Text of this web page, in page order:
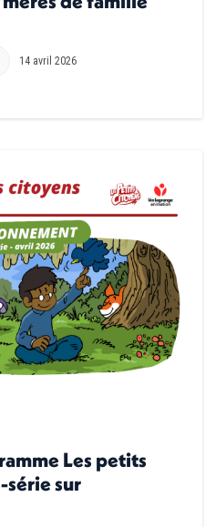
14 avril 2026
Les petits
série sur